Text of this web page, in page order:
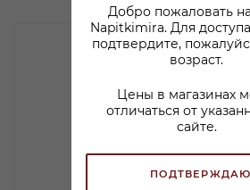
Добро пожаловать
Napitkimira. Для
подтвердите,
возраст.
Цены в магазинах
отличаться от
сайте.
ПОДТВЕРЖДАЮ